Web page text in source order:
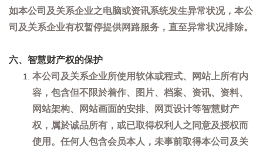
如本公司及关系企业之电脑或资讯系统发生异常状况，本公
司及关系企业有权暂停提供网路服务，直至异常状况排除。
六、智慧财产权的保护
本公司及关系企业所使用软体或程式、网站上所有内
容，包含但不限於着作、图片、档案、资讯、资料、
网站架构、网站画面的安排、网页设计等智慧财产
权，属於诚品所有，或已取得权利人之同意及授权而
使用。任何人包含会员本人，未事前取得本公司及关